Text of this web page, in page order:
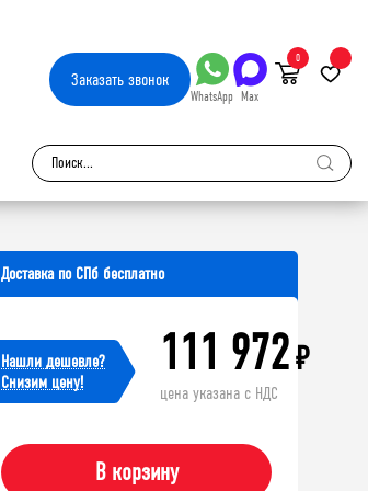
Заказатьзвонок
WhatsApp Max
0
Доставка по СПб бесплатно
Нашли дешевле?
Cнизим цену!
111 972₽
цена указана с НДС
В корзину